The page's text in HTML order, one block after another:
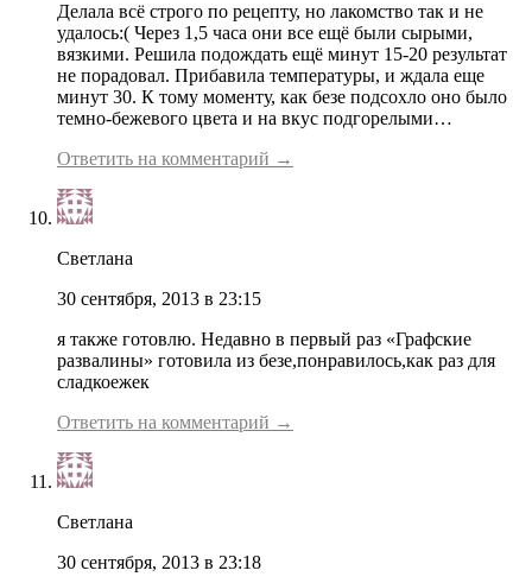
Делала всё строго по рецепту, но лакомство так и не
удалось:( Через 1,5 часа они все ещё были сырыми,
вязкими. Решила подождать ещё минут 15-20 результат
не порадовал. Прибавила температуры, и ждала еще
минут 30. К тому моменту, как безе подсохло оно было
темно-бежевого цвета и на вкус подгорелыми…
Ответить на комментарий →
Светлана
30 сентября, 2013 в 23:15
я также готовлю. Недавно в первый раз «Графские
развалины» готовила из безе,понравилось,как раз для
сладкоежек
Ответить на комментарий →
Светлана
30 сентября, 2013 в 23:18